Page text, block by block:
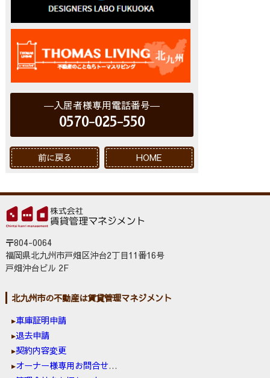
入居者様専用電話番号
0570-025-550
前に戻る HOME
〒804-0064
福岡県北九州市戸畑区沖台2丁目11番16号
戸畑沖台ビル 2F
北九州市の不動産は賃貸管理マネジメント
車庫証明申請
退去申請
契約内容変更
オーナー様専用お問合せ窓口